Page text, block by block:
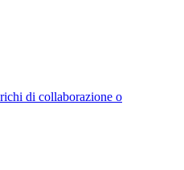
di collaborazione o